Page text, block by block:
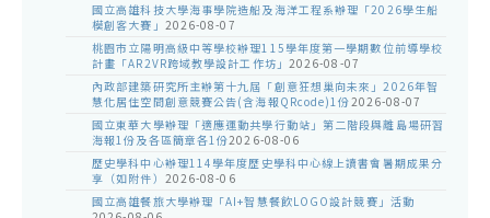
國立高雄科技大學海事學院造船及海洋工程系辦理「2026學生船
模創客大賽」 2026-08-07
桃園市立陽明高級中等學校辦理115學年度第一學期數位前導學校
計畫「AR2VR跨域教學設計工作坊」 2026-08-07
內政部建築研究所主辦第十九屆「創意狂想巢向未來」2026年智
慧化居住空間創意競賽公告(含海報QRcode)1份2026-08-07
國立東華大學辦理「適應運動共學行動站」第二階段與離島場研習
海報1份及各區簡章各1份2026-08-06
歷史學科中心辦理114學年度歷史學科中心線上讀書會暑期成果分
享（如附件） 2026-08-06
國立高雄餐旅大學辦理「AI+智慧餐飲LOGO設計競賽」活動